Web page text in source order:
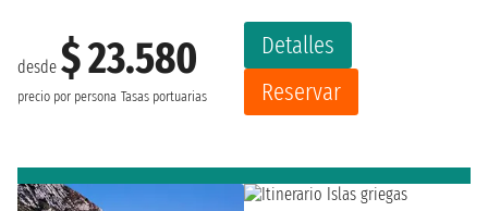
desde $ 23.580
precio por persona Tasas portuarias
Detalles
Reservar